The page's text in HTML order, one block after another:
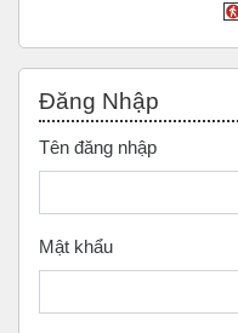
Đăng Nhập
Tên đăng nhập
Mật khẩu